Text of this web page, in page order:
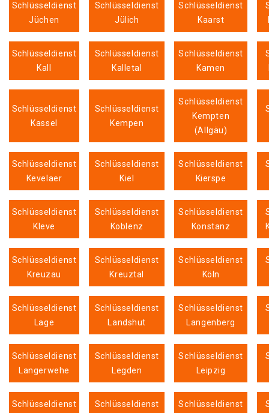
Schlüsseldienst
Jüchen
Schlüsseldienst
Jülich
Schlüsseldienst
Kaarst
Schlüsseldienst
Kall
Schlüsseldienst
Kalletal
Schlüsseldienst
Kamen
Schlüsseldienst
Kassel
Schlüsseldienst
Kempen
Schlüsseldienst
Kempten
(Allgäu)
Schlüsseldienst
Kevelaer
Schlüsseldienst
Kiel
Schlüsseldienst
Kierspe
Schlüsseldienst
Kleve
Schlüsseldienst
Koblenz
Schlüsseldienst
Konstanz
Schlüsseldienst
Kreuzau
Schlüsseldienst
Kreuztal
Schlüsseldienst
Köln
Schlüsseldienst
Lage
Schlüsseldienst
Landshut
Schlüsseldienst
Langenberg
Schlüsseldienst
Langerwehe
Schlüsseldienst
Legden
Schlüsseldienst
Leipzig
Schlüsseldienst
Schlüsseldienst
Schlüsseldienst